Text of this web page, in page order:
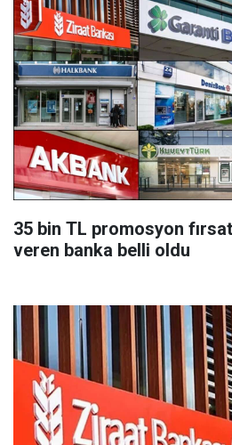
35 bin TL promosyon
veren banka belli oldu